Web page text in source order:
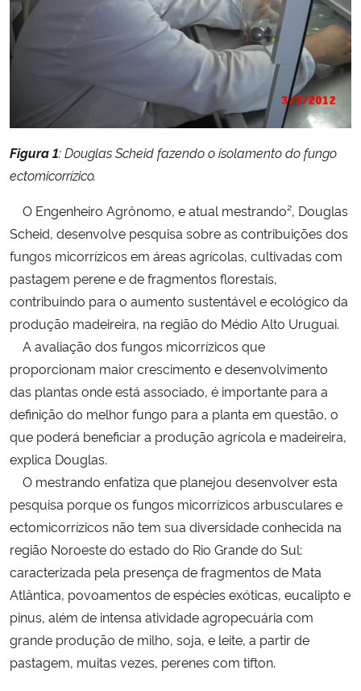
Controladoria-Geral da União
Ministério da Mulher, da Família e dos Direitos Humanos
Secretaria-Geral
Secretaria de Governo
Banco Central do Brasil
Planalto
Figura 1: Douglas Scheid fazendo o isolamento do fungo
ectomicorrízico.
O Engenheiro Agrônomo, e atual mestrando², Douglas
Scheid, desenvolve pesquisa sobre as contribuições dos
fungos micorrízicos em áreas agrícolas, cultivadas com
pastagem perene e de fragmentos florestais,
contribuindo para o aumento sustentável e ecológico da
produção madeireira, na região do Médio Alto Uruguai.
A avaliação dos fungos micorrízicos que
proporcionam maior crescimento e desenvolvimento
das plantas onde está associado, é importante para a
definição do melhor fungo para a planta em questão, o
que poderá beneficiar a produção agrícola e madeireira,
explica Douglas.
O mestrando enfatiza que planejou desenvolver esta
pesquisa porque os fungos micorrízicos arbusculares e
ectomicorrízicos não tem sua diversidade conhecida na
região Noroeste do estado do Rio Grande do Sul:
caracterizada pela presença de fragmentos de Mata
Atlântica, povoamentos de espécies exóticas, eucalipto e
pinus, além de intensa atividade agropecuária com
grande produção de milho, soja, e leite, a partir de
pastagem, muitas vezes, perenes com tifton.